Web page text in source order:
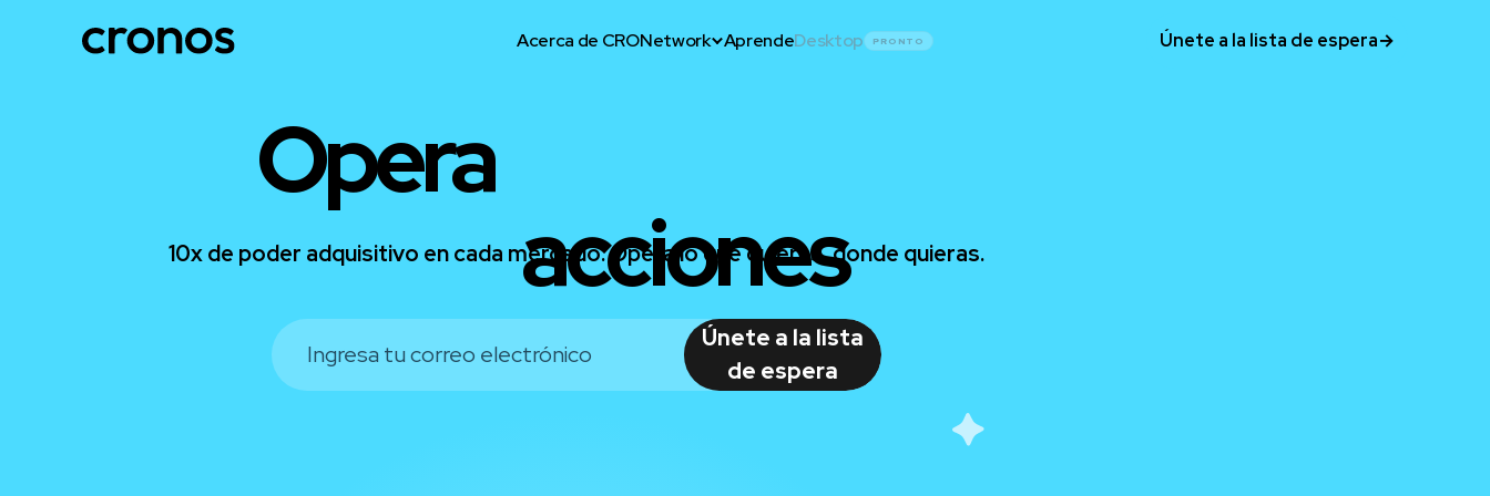
Acerca de CRONetwork AprendeDesktop PRONTO Únete a la lista de espera→
Opera
acciones
10x de poder adquisitivo en cada mercado. Opera lo que quieras, donde quieras.
Únete a la lista
de espera